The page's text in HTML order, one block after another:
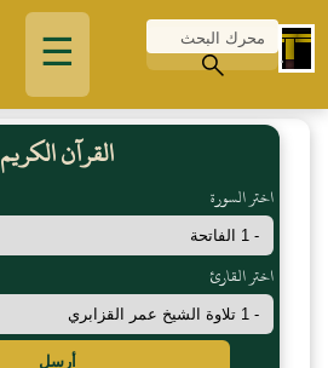
☰
القرآن الكريم
اختر السورة
اختر القارئ
أرسل